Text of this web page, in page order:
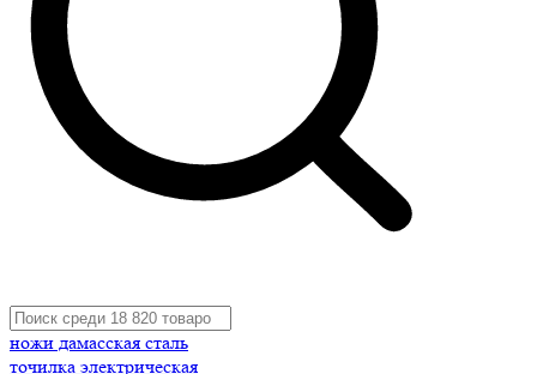
ножи дамасская сталь
точилка электрическая